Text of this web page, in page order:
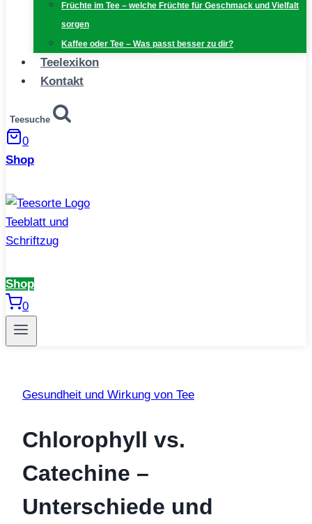
Früchte im Tee – welche Früchte für Geschmack und Vielfalt
sorgen
Kaffee oder Tee – Was passt besser zu dir?
Teelexikon
Kontakt
Teesuche
0
Shop
Shop
0
Gesundheit und Wirkung von Tee
Chlorophyll vs.
Catechine –
Unterschiede und